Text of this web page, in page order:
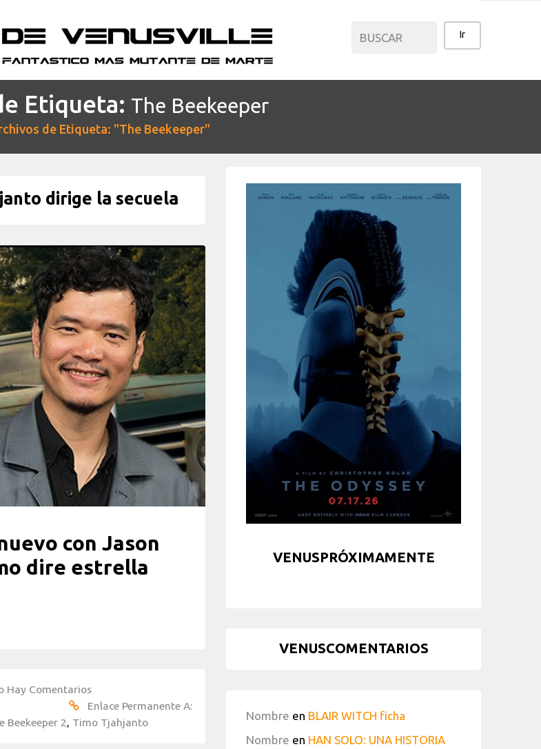
Etiqueta: The Beekeeper
de Etiqueta: "The Beekeeper"
dirige la secuela
con Jason
dire estrella
Hay Comentarios
Enlace Permanente A:
Beekeeper 2, Timo Tjahjanto
VENUSPRÓXIMAMENTE
VENUSCOMENTARIOS
Nombre en BLAIR WITCH ficha
Nombre en HAN SOLO: UNA HISTORIA